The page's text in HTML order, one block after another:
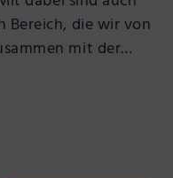
Bereich, die wir von
mit der…